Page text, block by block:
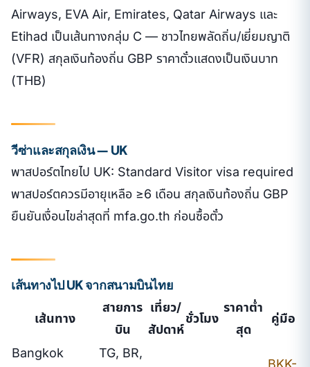
Airways, EVA Air, Emirates, Qatar Airways และ
Etihad เป็นเส้นทางกลุ่ม C — ชาวไทยพลัดถิ่น/เยี่ยมญาติ
(VFR) สกุลเงินท้องถิ่น GBP ราคาตั๋วแสดงเป็นเงินบาท
(THB)
วีซ่าและสกุลเงิน — UK
พาสปอร์ตไทยไป UK: Standard Visitor visa required
พาสปอร์ตควรมีอายุเหลือ ≥6 เดือน สกุลเงินท้องถิ่น GBP
ยืนยันเงื่อนไขล่าสุดที่ mfa.go.th ก่อนซื้อตั๋ว
เส้นทางไป UK จากสนามบินไทย
เส้นทาง
สายการ
บิน
เที่ยว/
สัปดาห์
ชั่วโมง
ราคาต่ำ
สุด
คู่มือ
Bangkok TG, BR,
BKK-